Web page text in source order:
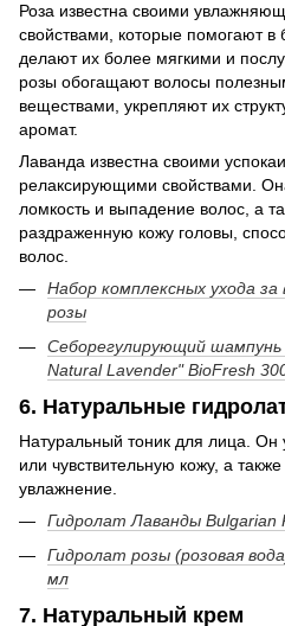
Роза известна своими
свойствами, которые помогают в
делают их более мягкими и
розы обогащают волосы
веществами, укрепляют их
аромат.
Лаванда известна своими
релаксирующими свойствами.
ломкость и выпадение волос, а
раздраженную кожу головы,
волос.
Набор комплексных ухода
розы
Себорегулирующий шампунь
Natural Lavender" BioFresh
6. Натуральные
Натуральный тоник для лица. Он
или чувствительную кожу, а
увлажнение.
Гидролат Лаванды Bulgarian
Гидролат розы (розовая
мл
7. Натуральный крем